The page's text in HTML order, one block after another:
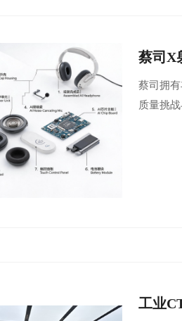
蔡司X
蔡司拥
质量挑
工业